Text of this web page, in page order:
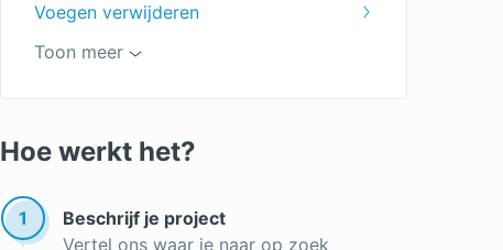
Voegen verwijderen
Voegen repareren
Stootvoeg
Toon meer
Hoe werkt het?
1
Beschrijf je project
Vertel ons waar je naar op zoek